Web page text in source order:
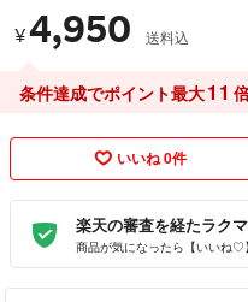
¥4,950 送料込
条件達成でポイント最大11
いいね 0件
楽天の審査を経たラク
商品が気になったら【いいね♡